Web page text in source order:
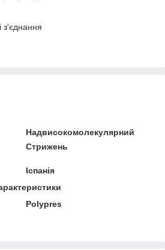
з'єднання
Надвисокомолекулярний
Стрижень
Іспанія
Polypres